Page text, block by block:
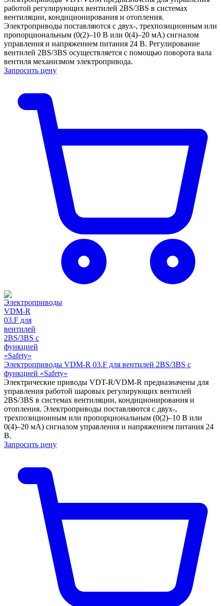
работой регулирующих вентилей 2BS/3BS в системах
вентиляции, кондиционирования и отопления.
Электроприводы поставляются с двух-, трехпозиционным или
пропорциональным (0(2)–10 В или 0(4)–20 мА) сигналом
управления и напряжением питания 24 В. Регулирование
вентилей 2BS/3BS осуществляется с помощью поворота вала
вентиля механизмом электропривода.
Запросить цену
Электроприводы VDM-R 03.F для вентилей 2BS/3BS с
функцией «Safety»
Электрические приводы VDT-R/VDM-R предназначены для
управления работой шаровых регулирующих вентилей
2BS/3BS в системах вентиляции, кондиционирования и
отопления. Электроприводы поставляются с двух-,
трехпозиционным или пропорциональным (0(2)–10 В или
0(4)–20 мА) сигналом управления и напряжением питания 24
В.
Запросить цену